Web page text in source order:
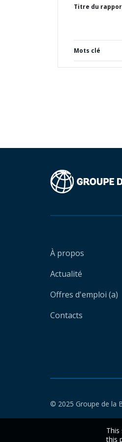
Titre du
Mots clé
À propos
Actualité
Offres d'emploi (a)
Contacts
© 2025 Groupe de la
this